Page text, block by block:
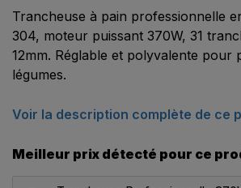
Trancheuse à pain professionnelle
304, moteur puissant 370W, 31
12mm. Réglable et polyvalente pour
légumes.
Voir la description complète de ce
Meilleur prix détecté pour ce